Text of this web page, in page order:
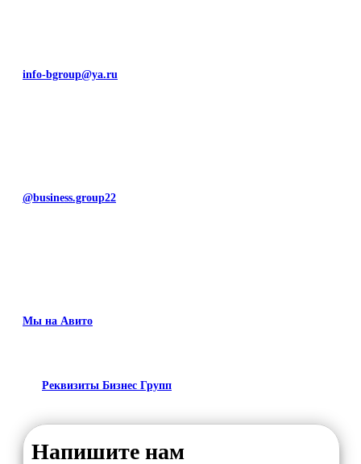
info-bgroup@ya.ru
@business.group22
Мы на Авито
Реквизиты Бизнес Групп
Напишите нам